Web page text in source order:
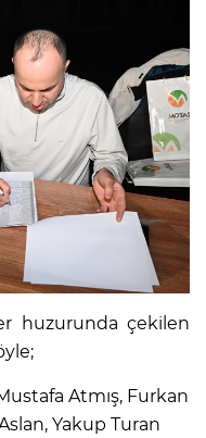
huzurunda çekilen
Atmış, Furkan
Yakup Turan